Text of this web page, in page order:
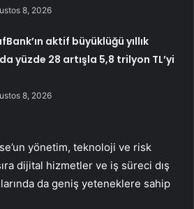
8, 2026
aktif büyüklüğü yıllık
yüzde 28 artışla 5,8 trilyon TL’yi
8, 2026
yönetim, teknoloji ve risk
sıra dijital hizmetler ve iş süreci dış
da geniş yeteneklere sahip